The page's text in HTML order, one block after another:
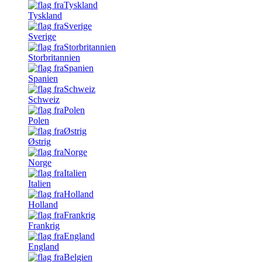
Tyskland
Sverige
Storbritannien
Spanien
Schweiz
Polen
Østrig
Norge
Italien
Holland
Frankrig
England